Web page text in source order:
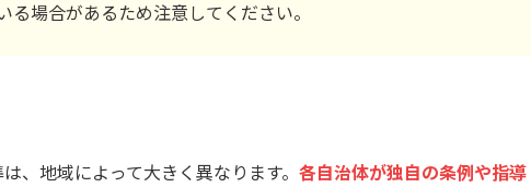
る場合があるため注意してください。
、地域によって大きく異なります。 各自治体が独自の条例や指導